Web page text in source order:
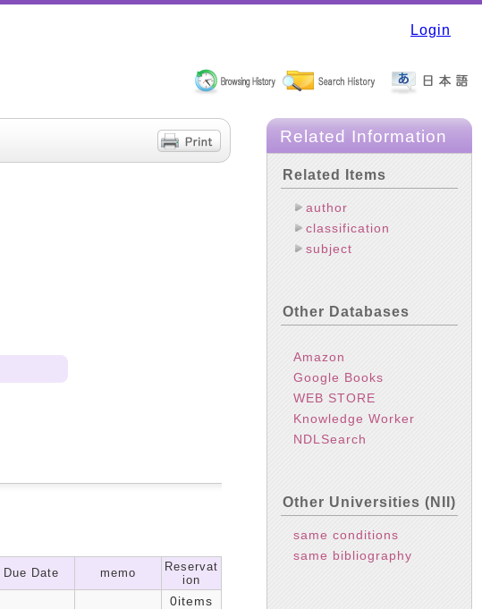
Login
Due Date memo
Reservat
ion
0items
Related Information
Related Items
author
classification
subject
Other Databases
Amazon
Google Books
WEB STORE
Knowledge Worker
NDLSearch
Other Universities (NII)
same conditions
same bibliography